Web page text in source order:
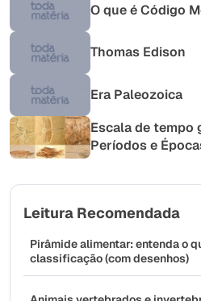
O que é Código
Thomas Edison
Era Paleozoica
Escala de tempo
Períodos e
Leitura Recomendada
Pirâmide alimentar: entenda o
classificação (com desenhos)